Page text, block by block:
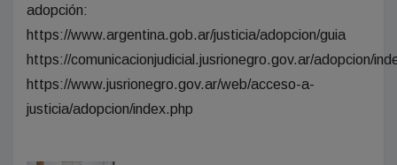
adopción:
https://www.argentina.gob.ar/justicia/adopcion/guia
https://comunicacionjudicial.jusrionegro.gov.ar/adopcion/
https://www.jusrionegro.gov.ar/web/acceso-a-
justicia/adopcion/index.php